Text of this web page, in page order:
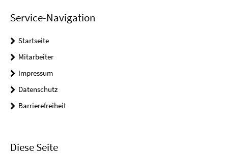
Service-Navigation
Startseite
Mitarbeiter
Impressum
Datenschutz
Barrierefreiheit
Diese Seite